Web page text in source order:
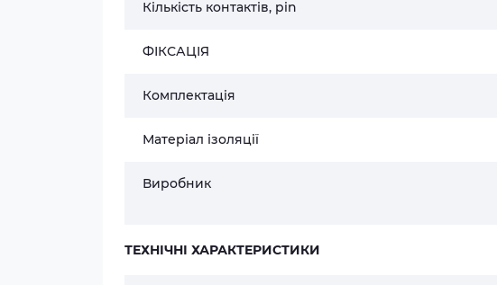
Кількість контактів, pin
ФІКСАЦІЯ
Комплектація
Матеріал ізоляції
Виробник
ТЕХНІЧНІ ХАРАКТЕРИСТИКИ